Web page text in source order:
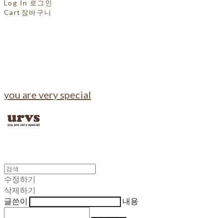
Log In 로그인
Cart 장바구니
you are very special
수정하기
삭제하기
글쓴이
내용